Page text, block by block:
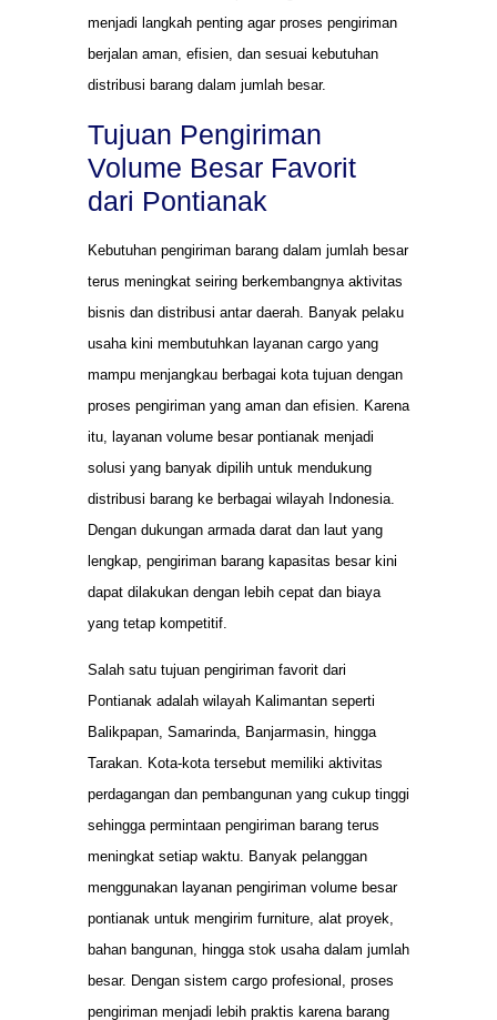
menjadi langkah penting agar proses pengiriman
berjalan aman, efisien, dan sesuai kebutuhan
distribusi barang dalam jumlah besar.
Tujuan Pengiriman
Volume Besar Favorit
dari Pontianak
Kebutuhan pengiriman barang dalam jumlah besar
terus meningkat seiring berkembangnya aktivitas
bisnis dan distribusi antar daerah. Banyak pelaku
usaha kini membutuhkan layanan cargo yang
mampu menjangkau berbagai kota tujuan dengan
proses pengiriman yang aman dan efisien. Karena
itu, layanan volume besar pontianak menjadi
solusi yang banyak dipilih untuk mendukung
distribusi barang ke berbagai wilayah Indonesia.
Dengan dukungan armada darat dan laut yang
lengkap, pengiriman barang kapasitas besar kini
dapat dilakukan dengan lebih cepat dan biaya
yang tetap kompetitif.
Salah satu tujuan pengiriman favorit dari
Pontianak adalah wilayah Kalimantan seperti
Balikpapan, Samarinda, Banjarmasin, hingga
Tarakan. Kota-kota tersebut memiliki aktivitas
perdagangan dan pembangunan yang cukup tinggi
sehingga permintaan pengiriman barang terus
meningkat setiap waktu. Banyak pelanggan
menggunakan layanan pengiriman volume besar
pontianak untuk mengirim furniture, alat proyek,
bahan bangunan, hingga stok usaha dalam jumlah
besar. Dengan sistem cargo profesional, proses
pengiriman menjadi lebih praktis karena barang